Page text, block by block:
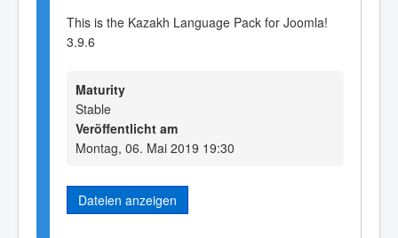
This is the Kazakh Language Pack for Joomla!
3.9.6
Maturity
Stable
Veröffentlicht am
Montag, 06. Mai 2019 19:30
Dateien anzeigen